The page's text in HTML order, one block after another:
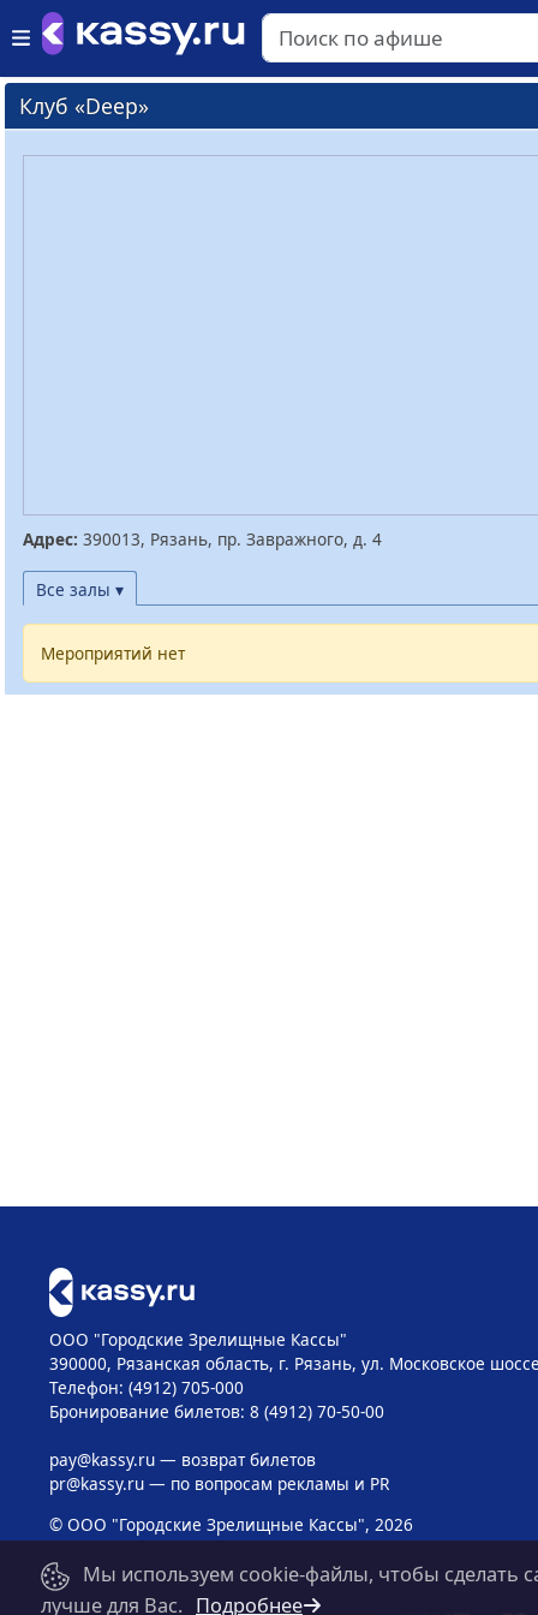
Клуб «Deep»
Адрес: 390013, Рязань, пр. Завражного, д. 4
Все залы ▾
Мероприятий нет
ООО "Городские Зрелищные Кассы"
390000, Рязанская область, г. Рязань, ул. Московское
Телефон: (4912) 705-000
Бронирование билетов: 8 (4912) 70-50-00
pay@kassy.ru— возврат билетов
pr@kassy.ru— по вопросам рекламы и PR
© ООО "Городские Зрелищные Кассы", 2026
Мы используем cookie-файлы, чтобы сделать
лучше для Вас. Подробнее